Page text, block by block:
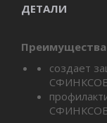
ДЕТАЛИ
Преимущества
создает
СФИНКСОВ